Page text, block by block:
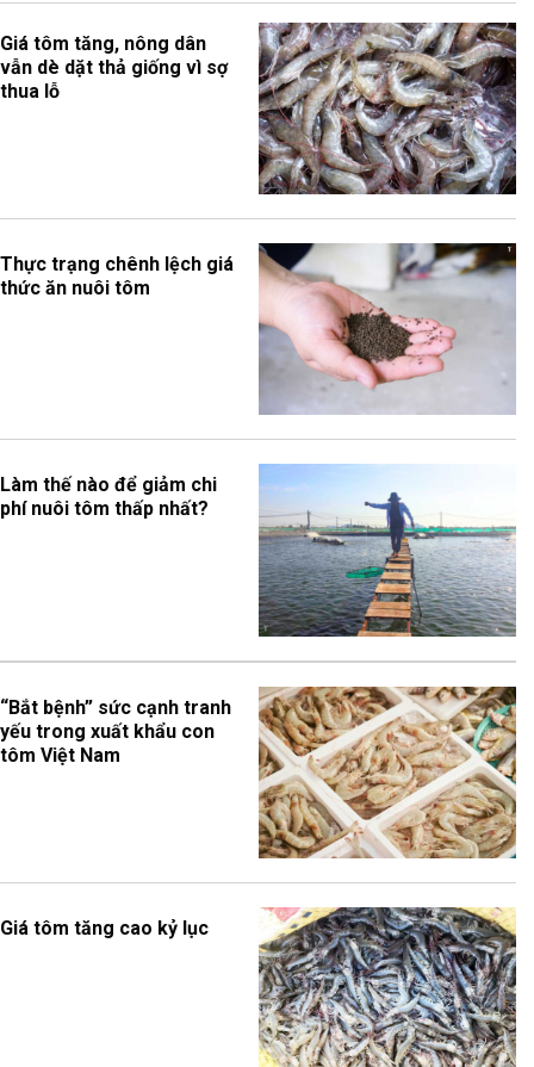
Giá tôm tăng, nông dân
vẫn dè dặt thả giống vì sợ
thua lỗ
Thực trạng chênh lệch giá
thức ăn nuôi tôm
Làm thế nào để giảm chi
phí nuôi tôm thấp nhất?
“Bắt bệnh” sức cạnh tranh
yếu trong xuất khẩu con
tôm Việt Nam
Giá tôm tăng cao kỷ lục